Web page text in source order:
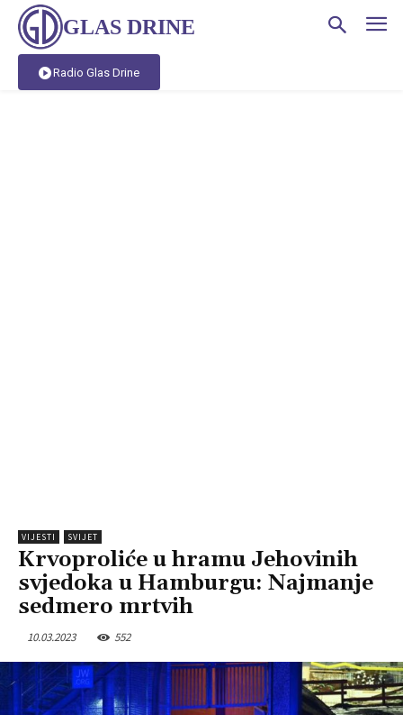
GLAS DRINE
Radio Glas Drine
VIJESTI SVIJET
Krvoproliće u hramu Jehovinih
svjedoka u Hamburgu: Najmanje
sedmero mrtvih
10.03.2023 552